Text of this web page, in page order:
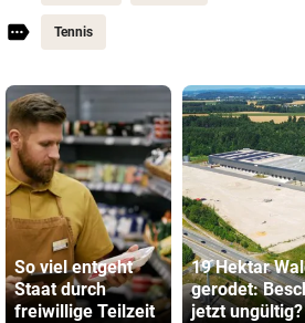
Tennis
So viel entgeht
Staat durch
freiwillige Teilzeit
19 Hektar
gerodet:
jetzt ungültig?